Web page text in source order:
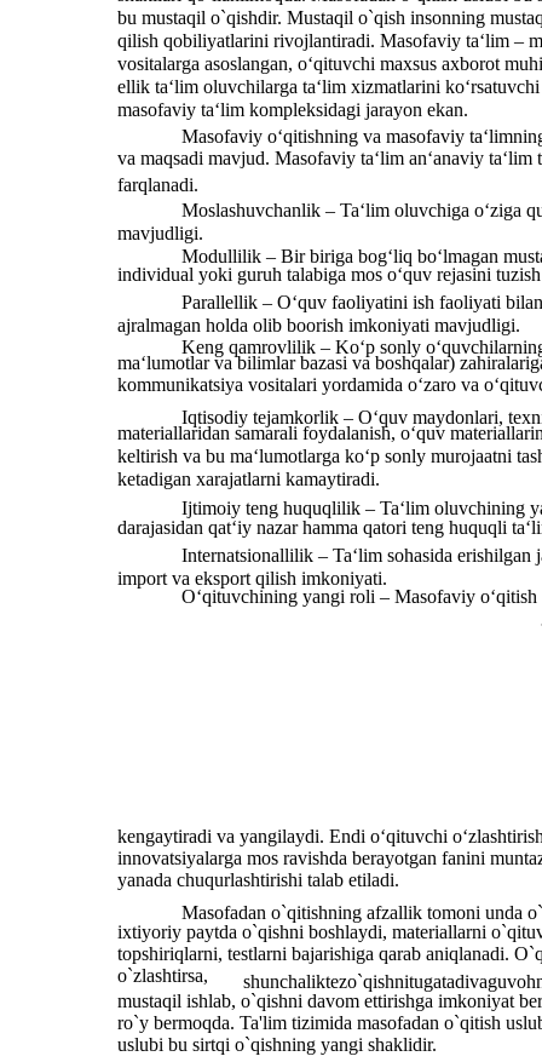
bu mustaqil o`qishdir. Mustaqil o`qish insonning
qilish qobiliyatlarini rivojlantiradi. Masofaviy ta‘lim –
vositalarga asoslangan, o‘qituvchi maxsus axborot
ellik ta‘lim oluvchilarga ta‘lim xizmatlarini
masofaviy ta‘lim kompleksidagi jarayon ekan.
Masofaviy o‘qitishning va masofaviy
va maqsadi mavjud. Masofaviy ta‘lim an‘anaviy
farqlanadi.
Moslashuvchanlik – Ta‘lim oluvchiga o‘ziga
mavjudligi.
Modullilik – Bir biriga bog‘liq bo‘lmagan
individual yoki guruh talabiga mos o‘quv rejasini
Parallellik – O‘quv faoliyatini ish faoliyati
ajralmagan holda olib boorish imkoniyati mavjudligi.
Keng qamrovlilik – Ko‘p sonly
ma‘lumotlar va bilimlar bazasi va boshqalar)
kommunikatsiya vositalari yordamida o‘zaro va
Iqtisodiy tejamkorlik – O‘quv maydonlari,
materiallaridan samarali foydalanish, o‘quv
keltirish va bu ma‘lumotlarga ko‘p sonly murojaatni
ketadigan xarajatlarni kamaytiradi.
Ijtimoiy teng huquqlilik – Ta‘lim oluvchining
darajasidan qat‘iy nazar hamma qatori teng huquqli
Internatsionallilik – Ta‘lim sohasida
import va eksport qilish imkoniyati.
O‘qituvchining yangi roli – Masofaviy
kengaytiradi va yangilaydi. Endi o‘qituvchi
innovatsiyalarga mos ravishda berayotgan fanini
yanada chuqurlashtirishi talab etiladi.
Masofadan o`qitishning afzallik tomoni unda
ixtiyoriy paytda o`qishni boshlaydi, materiallarni
topshiriqlarni, testlarni bajarishiga qarab aniqlanadi.
o`zlashtirsa,
mustaqil ishlab, o`qishni davom ettirishga imkoniyat
ro`y bermoqda. Ta'lim tizimida masofadan o`qitish
uslubi bu sirtqi o`qishning yangi shaklidir.